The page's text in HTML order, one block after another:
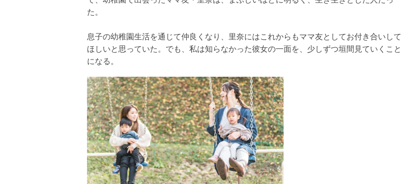
た。
息子の幼稚園生活を通じて仲良くなり、里奈にはこれからもママ友としてお付き合いして
ほしいと思っていた。でも、私は知らなかった彼女の一面を、少しずつ垣間見ていくこと
になる。